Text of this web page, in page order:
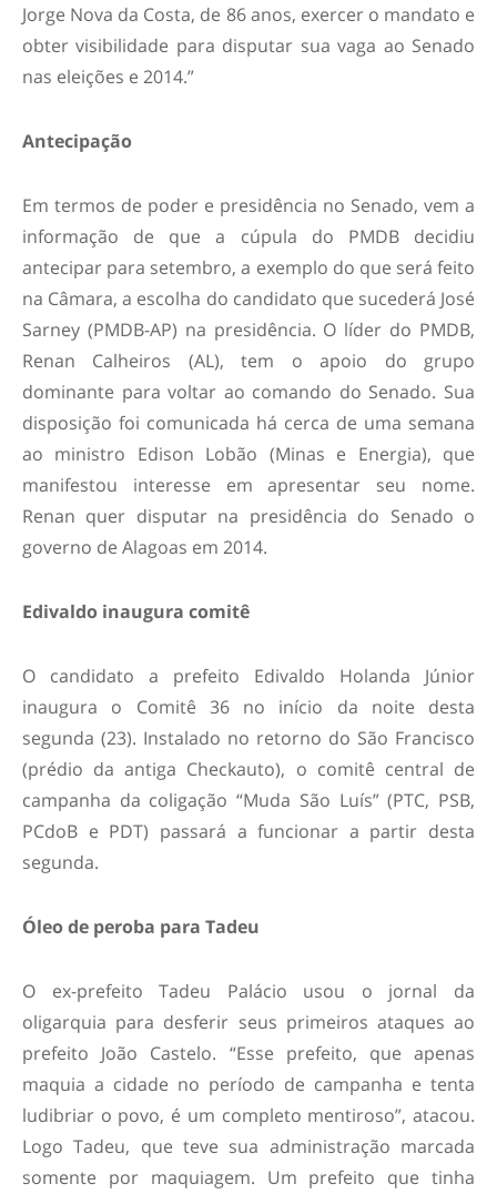
Jorge Nova da Costa, de 86 anos, exercer o mandato e
obter visibilidade para disputar sua vaga ao Senado
nas eleições e 2014.”
Antecipação
Em termos de poder e presidência no Senado, vem a
informação de que a cúpula do PMDB decidiu
antecipar para setembro, a exemplo do que será feito
na Câmara, a escolha do candidato que sucederá José
Sarney (PMDB-AP) na presidência. O líder do PMDB,
Renan Calheiros (AL), tem o apoio do grupo
dominante para voltar ao comando do Senado. Sua
disposição foi comunicada há cerca de uma semana
ao ministro Edison Lobão (Minas e Energia), que
manifestou interesse em apresentar seu nome.
Renan quer disputar na presidência do Senado o
governo de Alagoas em 2014.
Edivaldo inaugura comitê
O candidato a prefeito Edivaldo Holanda Júnior
inaugura o Comitê 36 no início da noite desta
segunda (23). Instalado no retorno do São Francisco
(prédio da antiga Checkauto), o comitê central de
campanha da coligação “Muda São Luís” (PTC, PSB,
PCdoB e PDT) passará a funcionar a partir desta
segunda.
Óleo de peroba para Tadeu
O ex-prefeito Tadeu Palácio usou o jornal da
oligarquia para desferir seus primeiros ataques ao
prefeito João Castelo. “Esse prefeito, que apenas
maquia a cidade no período de campanha e tenta
ludibriar o povo, é um completo mentiroso”, atacou.
Logo Tadeu, que teve sua administração marcada
somente por maquiagem. Um prefeito que tinha